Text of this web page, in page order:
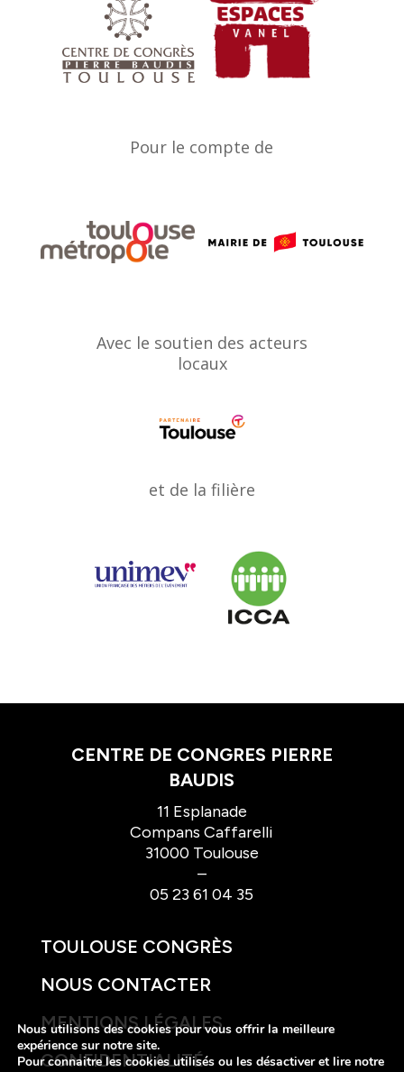
Pour le compte de
Avec le soutien des acteurs
locaux
et de la filière
CENTRE DE CONGRES PIERRE
BAUDIS
11 Esplanade
Compans Caffarelli
31000 Toulouse
–
05 23 61 04 35
TOULOUSE CONGRÈS
NOUS CONTACTER
MENTIONS LÉGALES
CONFIDENTIALITÉ
Nous utilisons des cookies pour vous offrir la meilleure
expérience sur notre site.
Pour connaitre les cookies utilisés ou les désactiver et lire notre